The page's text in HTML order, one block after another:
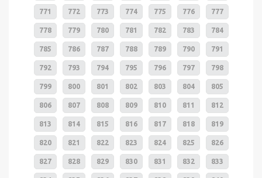
771 772 773 774 775 776 777
778 779 780 781 782 783 784
785 786 787 788 789 790 791
792 793 794 795 796 797 798
799 800 801 802 803 804 805
806 807 808 809 810 811 812
813 814 815 816 817 818 819
820 821 822 823 824 825 826
827 828 829 830 831 832 833